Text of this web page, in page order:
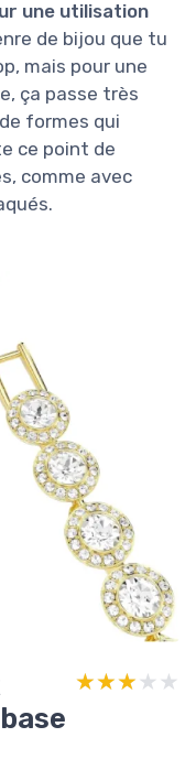
une utilisation
de bijou que tu
mais pour une
ça passe très
formes qui
ce point de
comme avec
★★★★★
★★★★★